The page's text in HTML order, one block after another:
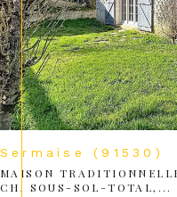
Sermaise (91530)
MAISON
CH, SOUS-SOL-TOTAL,...